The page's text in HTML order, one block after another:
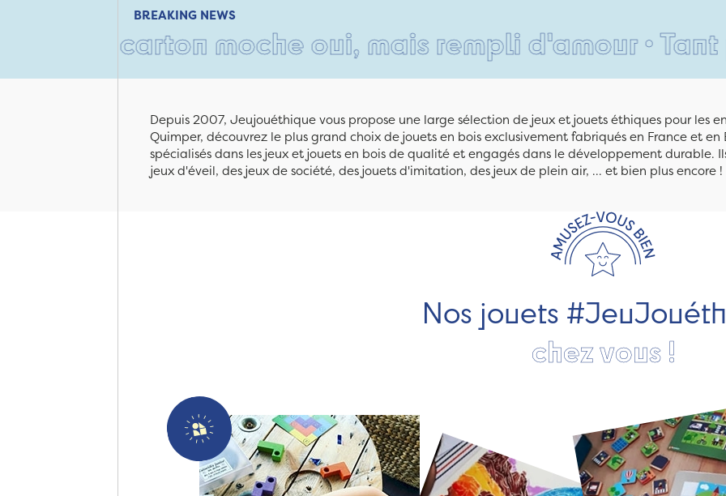
BREAKING NEWS
carton moche oui, mais rempli d'amour • Tant pis
Depuis 2007, Jeujouéthique vous propose une large sélection de jeux et jouets éthiques pour les
Quimper, découvrez le plus grand choix de jouets en bois exclusivement fabriqués en France et
spécialisés dans les jeux et jouets en bois de qualité et engagés dans le développement durable.
jeux d'éveil, des jeux de société, des jouets d'imitation, des jeux de plein air, ... et bien plus encore !
Nos jouets
chez vous !